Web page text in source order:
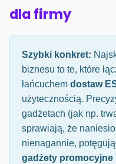
dla firmy
Szybki konkret:
biznesu to te, które
łańcuchem dostaw
użytecznością.
gadżetach (jak np.
sprawiają, że
nienagannie,
gadżety promocyjne